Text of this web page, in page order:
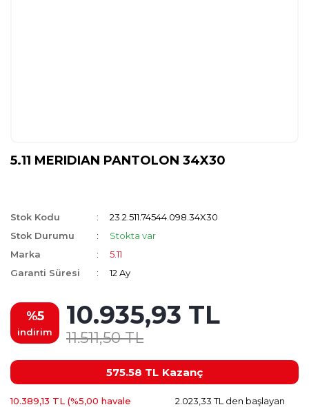
5.11 MERIDIAN PANTOLON 34X30
Stok Kodu
23.2.511.74544.098.34X30
Stok Durumu
Stokta var
Marka
5.11
Garanti Süresi
12 Ay
%5
indirim
10.935,93 TL
11.511,50 TL
575.58 TL Kazanç
10.389,13 TL (%5,00 havale
2.023,33 TL den başlayan